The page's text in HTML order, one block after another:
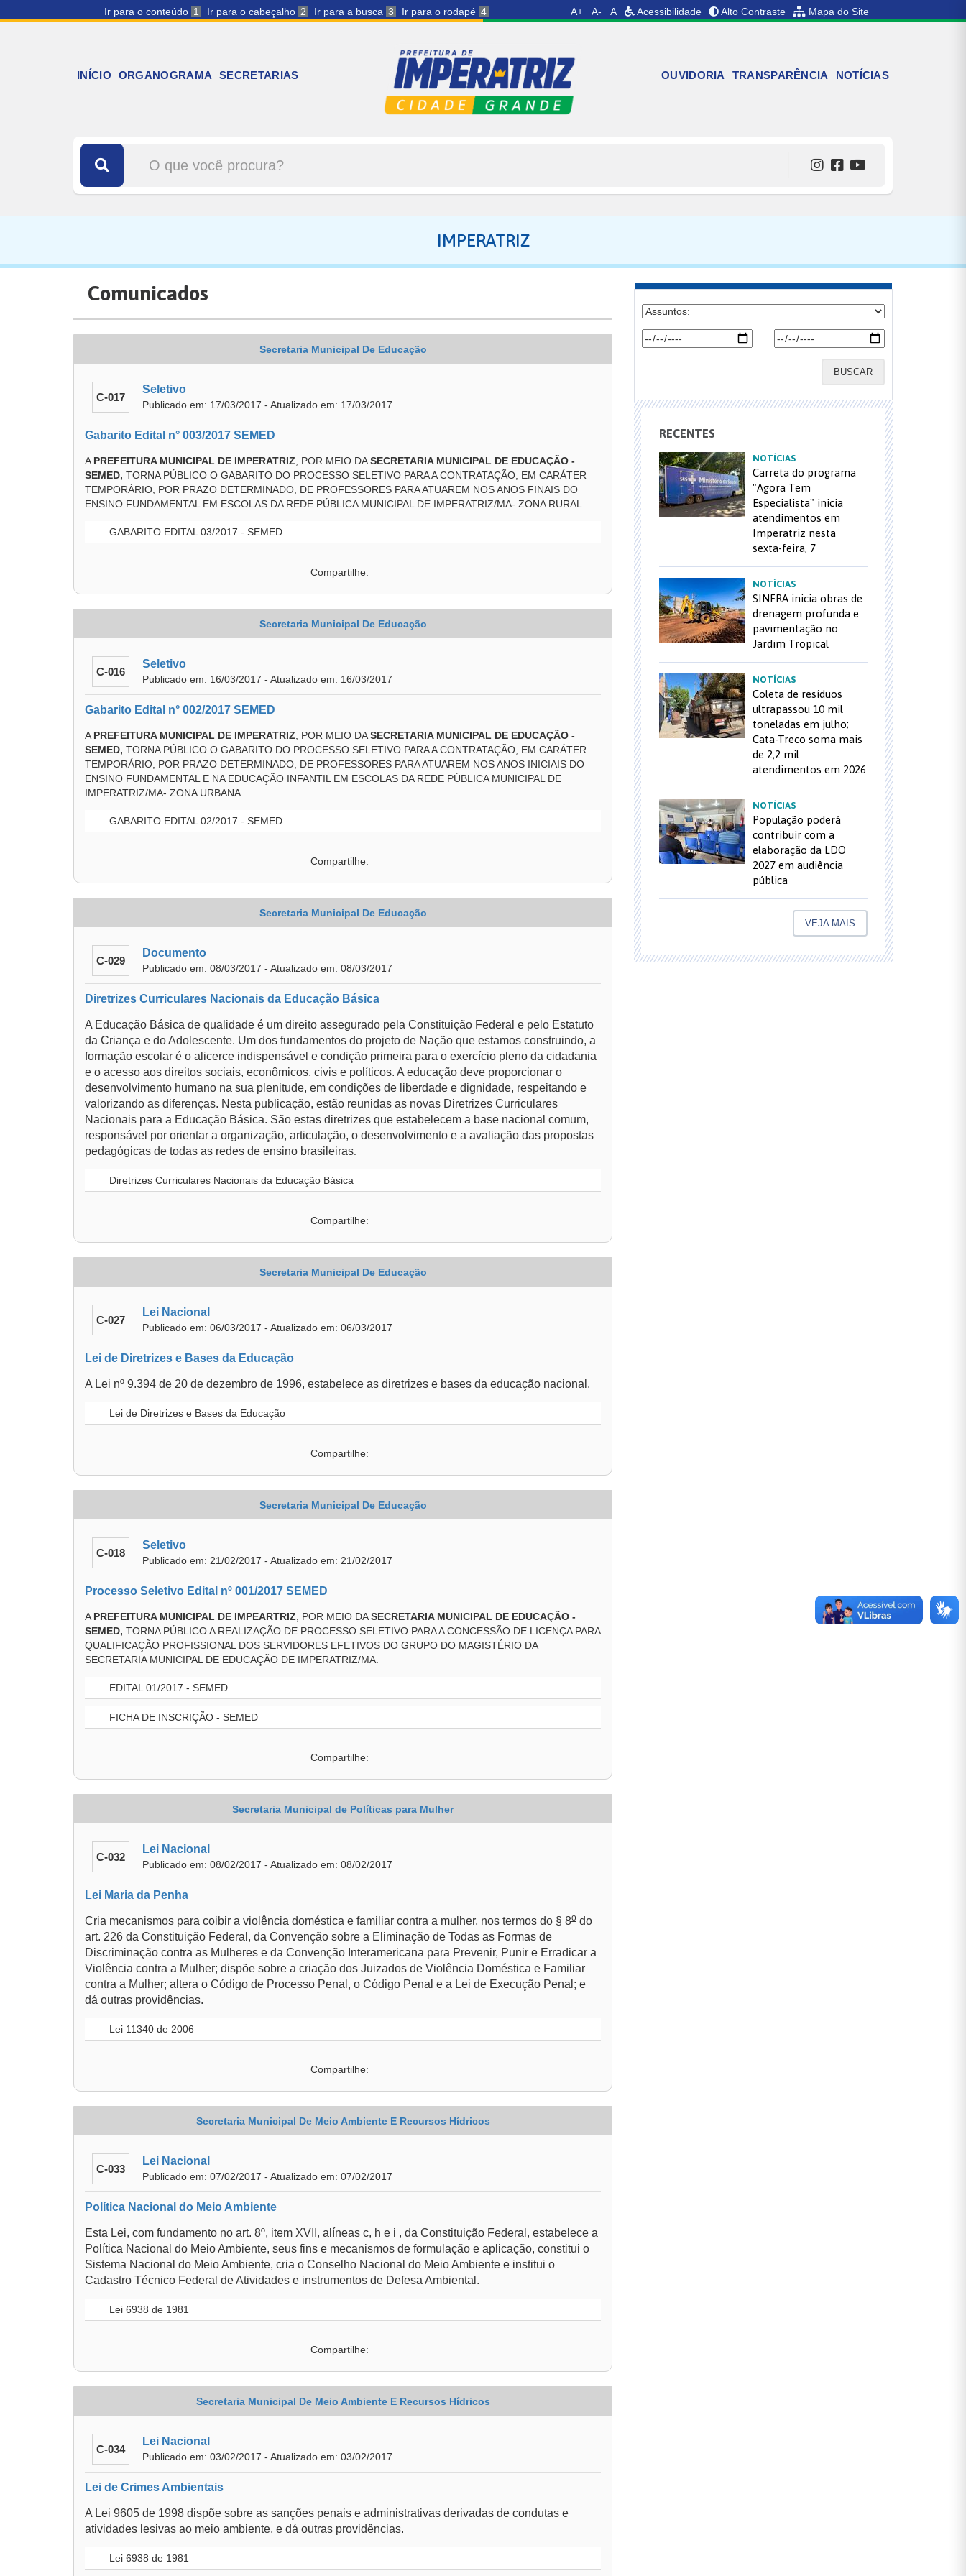
Ir para o conteúdo 1 Ir para o cabeçalho 2 Ir para a busca 3 Ir para o rodapé 4 A+ A- A Acessibilidade Alto Contraste Mapa do Site
INÍCIO ORGANOGRAMA SECRETARIAS OUVIDORIA TRANSPARÊNCIA NOTÍCIAS
IMPERATRIZ
Comunicados
Secretaria Municipal De Educação
C-017
Seletivo
Publicado em: 17/03/2017 - Atualizado em: 17/03/2017
Gabarito Edital n° 003/2017 SEMED
A PREFEITURA MUNICIPAL DE IMPERATRIZ , POR MEIO DASECRETARIA MUNICIPAL DE EDUCAÇÃO -
SEMED, TORNA PÚBLICO O GABARITO DO PROCESSO SELETIVO PARA A CONTRATAÇÃO, EM CARÁTER
TEMPORÁRIO, POR PRAZO DETERMINADO, DE PROFESSORES PARA ATUAREM NOS ANOS FINAIS DO
ENSINO FUNDAMENTAL EM ESCOLAS DA REDE PÚBLICA MUNICIPAL DE IMPERATRIZ/MA- ZONA RURAL.
GABARITO EDITAL 03/2017 - SEMED
Compartilhe:
Secretaria Municipal De Educação
C-016
Seletivo
Publicado em: 16/03/2017 - Atualizado em: 16/03/2017
Gabarito Edital n° 002/2017 SEMED
A PREFEITURA MUNICIPAL DE IMPERATRIZ , POR MEIO DASECRETARIA MUNICIPAL DE EDUCAÇÃO -
SEMED, TORNA PÚBLICO O GABARITO DO PROCESSO SELETIVO PARA A CONTRATAÇÃO, EM CARÁTER
TEMPORÁRIO, POR PRAZO DETERMINADO, DE PROFESSORES PARA ATUAREM NOS ANOS INICIAIS DO
ENSINO FUNDAMENTAL E NA EDUCAÇÃO INFANTIL EM ESCOLAS DA REDE PÚBLICA MUNICIPAL DE
IMPERATRIZ/MA- ZONA URBANA.
GABARITO EDITAL 02/2017 - SEMED
Compartilhe:
Secretaria Municipal De Educação
C-029
Documento
Publicado em: 08/03/2017 - Atualizado em: 08/03/2017
Diretrizes Curriculares Nacionais da Educação Básica
A Educação Básica de qualidade é um direito assegurado pela Constituição Federal e pelo Estatuto
da Criança e do Adolescente. Um dos fundamentos do projeto de Nação que estamos construindo, a
formação escolar é o alicerce indispensável e condição primeira para o exercício pleno da cidadania
e o acesso aos direitos sociais, econômicos, civis e políticos. A educação deve proporcionar o
desenvolvimento humano na sua plenitude, em condições de liberdade e dignidade, respeitando e
valorizando as diferenças. Nesta publicação, estão reunidas as novas Diretrizes Curriculares
Nacionais para a Educação Básica. São estas diretrizes que estabelecem a base nacional comum,
responsável por orientar a organização, articulação, o desenvolvimento e a avaliação das propostas
pedagógicas de todas as redes de ensino brasileiras
Diretrizes Curriculares Nacionais da Educação Básica
Compartilhe:
Secretaria Municipal De Educação
C-027
Lei Nacional
Publicado em: 06/03/2017 - Atualizado em: 06/03/2017
Lei de Diretrizes e Bases da Educação
A Lei nº 9.394 de 20 de dezembro de 1996, estabelece as diretrizes e bases da educação nacional.
Lei de Diretrizes e Bases da Educação
Compartilhe:
Secretaria Municipal De Educação
C-018
Seletivo
Publicado em: 21/02/2017 - Atualizado em: 21/02/2017
Processo Seletivo Edital nº 001/2017 SEMED
A PREFEITURA MUNICIPAL DE IMPEARTRIZ , POR MEIO DASECRETARIA MUNICIPAL DE EDUCAÇÃO -
SEMED, TORNA PÚBLICO A REALIZAÇÃO DE PROCESSO SELETIVO PARA A CONCESSÃO DE LICENÇA PARA
QUALIFICAÇÃO PROFISSIONAL DOS SERVIDORES EFETIVOS DO GRUPO DO MAGISTÉRIO DA
SECRETARIA MUNICIPAL DE EDUCAÇÃO DE IMPERATRIZ/MA.
EDITAL 01/2017 - SEMED
FICHA DE INSCRIÇÃO - SEMED
Compartilhe:
Secretaria Municipal de Políticas para Mulher
C-032
Lei Nacional
Publicado em: 08/02/2017 - Atualizado em: 08/02/2017
Lei Maria da Penha
Cria mecanismos para coibir a violência doméstica e familiar contra a mulher, nos termos do § 8o do
art. 226 da Constituição Federal, da Convenção sobre a Eliminação de Todas as Formas de
Discriminação contra as Mulheres e da Convenção Interamericana para Prevenir, Punir e Erradicar a
Violência contra a Mulher; dispõe sobre a criação dos Juizados de Violência Doméstica e Familiar
contra a Mulher; altera o Código de Processo Penal, o Código Penal e a Lei de Execução Penal; e
dá outras providências.
Lei 11340 de 2006
Compartilhe:
Secretaria Municipal De Meio Ambiente E Recursos Hídricos
C-033
Lei Nacional
Publicado em: 07/02/2017 - Atualizado em: 07/02/2017
Política Nacional do Meio Ambiente
Esta Lei, com fundamento no art. 8º, item XVII, alíneas c, h e i , da Constituição Federal, estabelece a
Política Nacional do Meio Ambiente, seus fins e mecanismos de formulação e aplicação, constitui o
Sistema Nacional do Meio Ambiente, cria o Conselho Nacional do Meio Ambiente e institui o
Cadastro Técnico Federal de Atividades e instrumentos de Defesa Ambiental.
Lei 6938 de 1981
Compartilhe:
Secretaria Municipal De Meio Ambiente E Recursos Hídricos
C-034
Lei Nacional
Publicado em: 03/02/2017 - Atualizado em: 03/02/2017
Lei de Crimes Ambientais
A Lei 9605 de 1998 dispõe sobre as sanções penais e administrativas derivadas de condutas e
atividades lesivas ao meio ambiente, e dá outras providências.
Lei 6938 de 1981
BUSCAR
RECENTES
NOTÍCIAS
Carreta do programa
"Agora Tem
Especialista" inicia
atendimentos em
Imperatriz nesta
sexta-feira, 7
NOTÍCIAS
SINFRA inicia obras de
drenagem profunda e
pavimentação no
Jardim Tropical
NOTÍCIAS
Coleta de resíduos
ultrapassou 10 mil
toneladas em julho;
Cata-Treco soma mais
de 2,2 mil
atendimentos em 2026
NOTÍCIAS
População poderá
contribuir com a
elaboração da LDO
2027 em audiência
pública
VEJA MAIS